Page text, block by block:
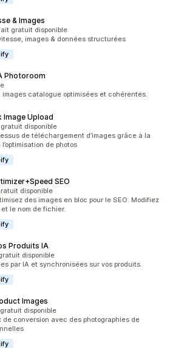
& Images
gratuit disponible
images & données structurées
Photoroom
images catalogue optimisées et cohérentes.
Image Upload
disponible
de téléchargement d’images grâce à la
de photos
SEO
disponible
des images en bloc pour le SEO. Modifiez
le nom de fichier.
Produits IA
disponible
par IA et synchronisées sur vos produits.
Images
disponible
de conversion avec des photographies de